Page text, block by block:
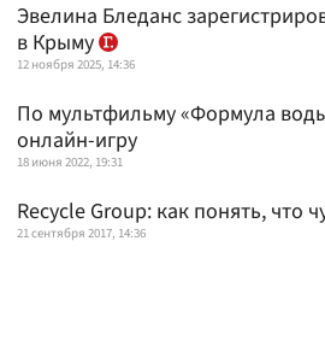
Эвелина Бледанс
в Крыму
12 ноября 2025, 14:36
По мультфильму «Формула
онлайн-игру
18 июня 2022, 19:31
Recycle Group: как понять, что
21 сентября 2017, 14:36